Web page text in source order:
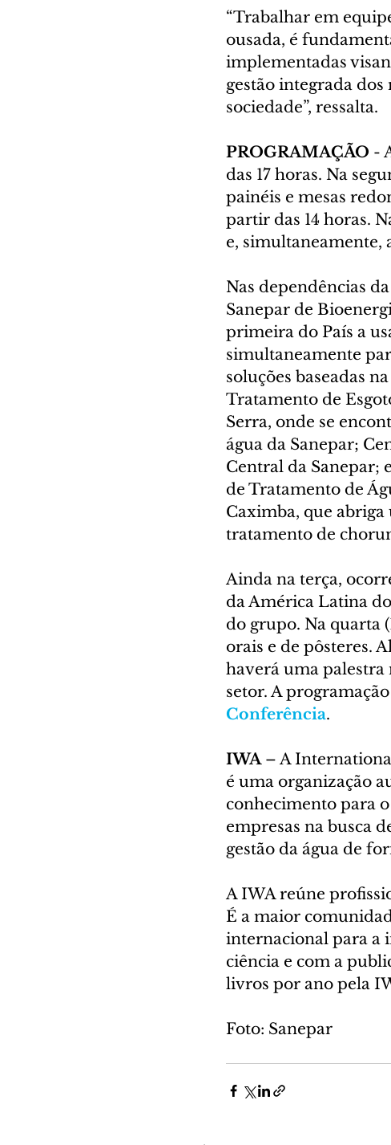
“Trabalhar em
ousada, é
implementadas
gestão integrada
sociedade”, ressalta.
PROGRAMAÇÃO -
das 17 horas. Na
painéis e mesas
partir das 14 horas.
e, simultaneamente,
Nas dependências
Sanepar de
primeira do País a
simultaneamente
soluções baseadas
Tratamento de
Serra, onde se
água da Sanepar;
Central da Sanepar;
de Tratamento de
Caximba, que
tratamento de
Ainda na terça,
da América Latina
do grupo. Na quarta
orais e de pôsteres.
haverá uma palestra
setor. A
Conferência.
IWA – A
é uma organização
conhecimento para
empresas na busca
gestão da água de
A IWA reúne
É a maior
internacional para a
ciência e com a
livros por ano pela
Foto: Sanepar